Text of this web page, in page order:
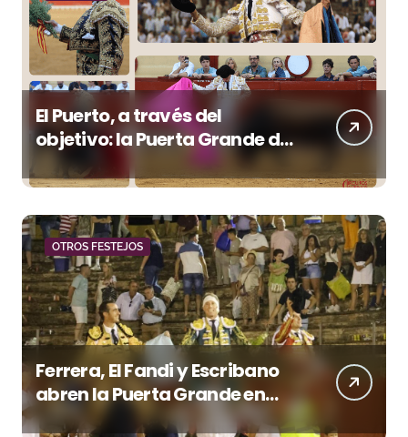
El Puerto, a través del
objetivo: la Puerta Grande de
Crespo y el aroma de
Morante
OTROS FESTEJOS
Ferrera, El Fandi y Escribano
abren la Puerta Grande en
una tarde triunfal en Azuaga